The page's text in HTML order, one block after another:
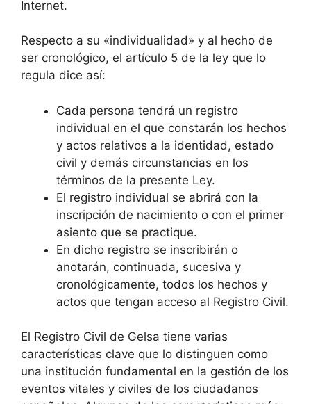
Internet.
Respecto a su «individualidad» y al hecho de
ser cronológico, el artículo 5 de la ley que lo
regula dice así:
Cada persona tendrá un registro
individual en el que constarán los hechos
y actos relativos a la identidad, estado
civil y demás circunstancias en los
términos de la presente Ley.
El registro individual se abrirá con la
inscripción de nacimiento o con el primer
asiento que se practique.
En dicho registro se inscribirán o
anotarán, continuada, sucesiva y
cronológicamente, todos los hechos y
actos que tengan acceso al Registro Civil.
El Registro Civil de Gelsa tiene varias
características clave que lo distinguen como
una institución fundamental en la gestión de los
eventos vitales y civiles de los ciudadanos